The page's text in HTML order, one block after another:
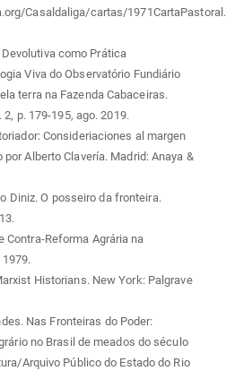
Casaldaliga/cartas/
Devolutiva como Prática
Viva do Observatório Fundiário
terra na Fazenda Cabaceiras.
p. 179-195, ago. 2019.
Consideriaciones al margen
Alberto Clavería. Madrid: Anaya &
Diniz. O posseiro da fronteira.
Contra-Reforma Agrária na
Historians. New York: Palgrave
Nas Fronteiras do Poder:
no Brasil de meados do século
Arquivo Público do Estado do Rio